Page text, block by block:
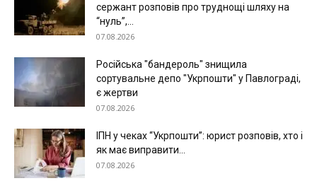
Київ
Україна
Політика
Світ
Війна
сержант розповів про труднощі шляху на
“нуль”,...
07.08.2026
Російська "бандероль" знищила
сортувальне депо "Укрпошти" у Павлограді,
є жертви
07.08.2026
ІПН у чеках “Укрпошти”: юрист розповів, хто і
як має виправити...
07.08.2026